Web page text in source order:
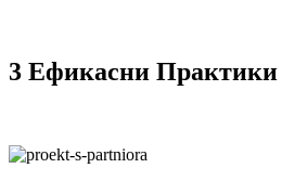
3 Ефикасни Практики